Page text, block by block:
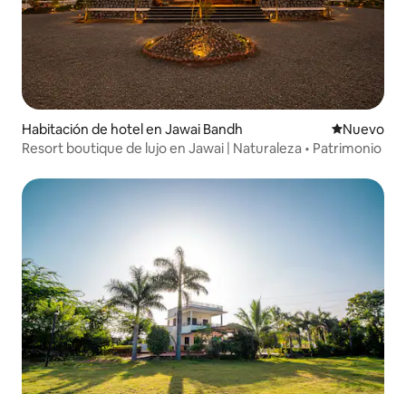
Habitación de hotel en Jawai Bandh Nuevo
Nuevo
Resort boutique de lujo en Jawai | Naturaleza • Patrimonio